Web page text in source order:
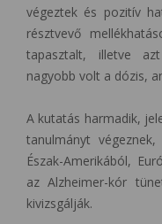
végeztek és pozitív
résztvevő
tapasztalt, illetve
nagyobb volt a dózis,
A kutatás harmadik,
tanulmányt
Észak-Amerikából,
az Alzheimer-kór
kivizsgálják.